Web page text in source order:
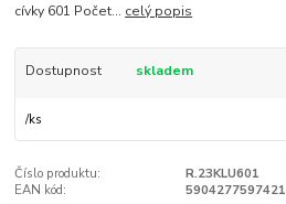
cívky 601 Počet... celý popis
Dostupnost skladem
/ks
Číslo produktu:
R.23KLU601
EAN kód:
5904277597421